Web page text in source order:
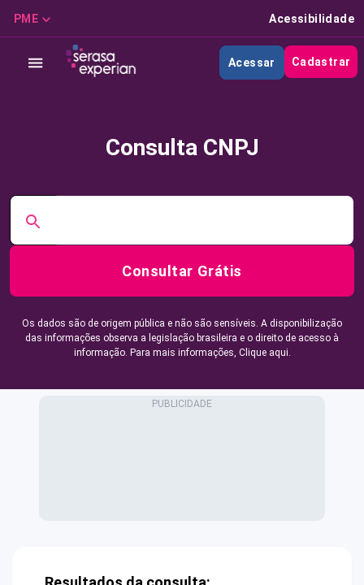
PME Acessibilidade
Acessar Cadastrar
Consulta CNPJ
Consultar Grátis
Os dados são de origem pública e não são sensíveis. A disponibilização
das informações observa a legislação brasileira e o direito de acesso à
informação. Para mais informações, Clique aqui.